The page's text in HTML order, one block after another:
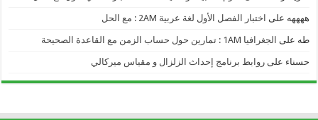
ههههه على اختبار الفصل الأول لغة عربية 2AM : مع الحل
طه على الجغرافيا 1AM : تمارين حول حساب الزمن مع القاعدة الصحيحة
حسناء علىروابط برنامج إحداث الزلزال و مقياس ميركالي